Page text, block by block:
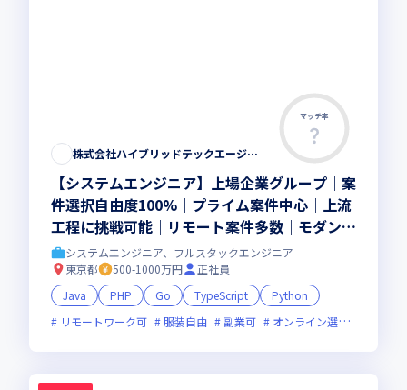
マッチ率
株式会社ハイブリッドテックエージェント
【システムエンジニア】上場企業グループ｜案
件選択自由度100%｜プライム案件中心｜上流
工程に挑戦可能｜リモート案件多数｜モダン開
発｜カジュアル面談OK
システムエンジニア、フルスタックエンジニア
東京都
500-1000万円
正社員
Java
PHP Go TypeScript
Python
リモートワーク可
服装自由 副業可 オンライン選考可